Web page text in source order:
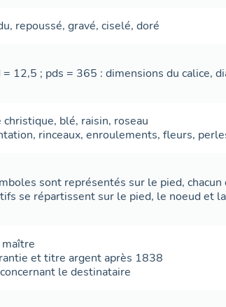
, repoussé,gravé,ciselé,doré
12,5 ; pds = 365 : dimensions du calice,
christique, blé, raisin, roseau
, rinceaux, enroulements, fleurs,
sont représentés sur le pied,
se répartissent sur le pied, le noeud et
maître
et titre argent après 1838
le destinataire